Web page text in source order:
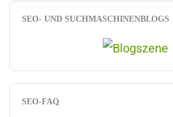
SEO- UND SUCHMASCHINENBLOGS
SEO-FAQ